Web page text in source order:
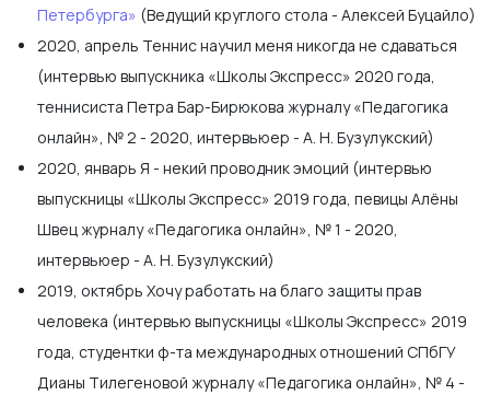
Петербурга» (Ведущий круглого стола - Алексей Буцайло)
2020, апрель Теннис научил меня никогда не сдаваться
(интервью выпускника «Школы Экспресс» 2020 года,
теннисиста Петра Бар-Бирюкова журналу «Педагогика
онлайн», № 2 - 2020, интервьюер - А. Н. Бузулукский)
2020, январь Я - некий проводник эмоций (интервью
выпускницы «Школы Экспресс» 2019 года, певицы Алёны
Швец журналу «Педагогика онлайн», № 1 - 2020,
интервьюер - А. Н. Бузулукский)
2019, октябрь Хочу работать на благо защиты прав
человека (интервью выпускницы «Школы Экспресс» 2019
года, студентки ф-та международных отношений СПбГУ
Дианы Тилегеновой журналу «Педагогика онлайн», № 4 -